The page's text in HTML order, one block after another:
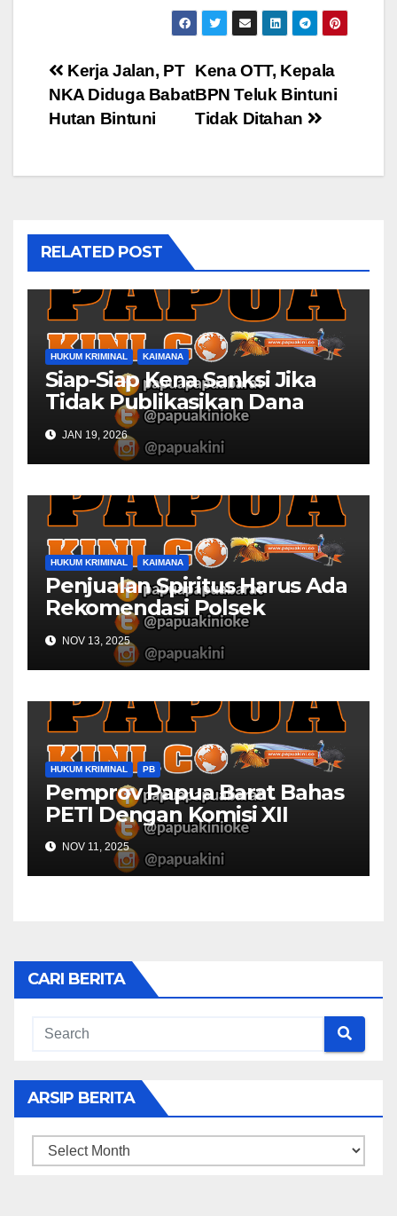
Post
navigation
Kena OTT, Kepala
BPN Teluk Bintuni
Tidak Ditahan
Kerja Jalan, PT
NKA Diduga Babat
Hutan Bintuni
RELATED POST
HUKUM KRIMINAL KAIMANA
Siap-Siap Kena Sanksi Jika
Tidak Publikasikan Dana
Desa
JAN 19, 2026
HUKUM KRIMINAL KAIMANA
Penjualan Spiritus Harus Ada
Rekomendasi Polsek
Kaimana
NOV 13, 2025
HUKUM KRIMINAL PB
Pemprov Papua Barat Bahas
PETI Dengan Komisi XII
NOV 11, 2025
CARI BERITA
ARSIP BERITA
ARSIP